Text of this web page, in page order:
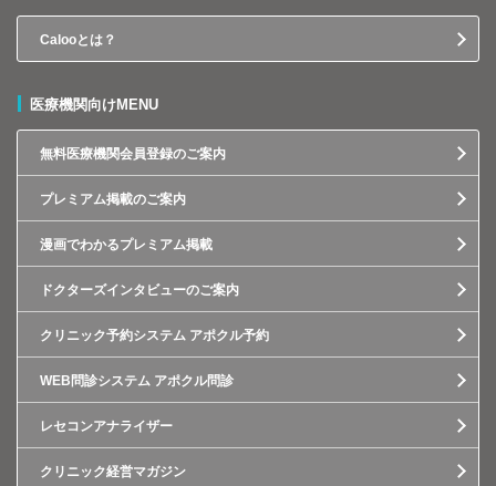
Calooとは？
医療機関向けMENU
無料医療機関会員登録のご案内
プレミアム掲載のご案内
漫画でわかるプレミアム掲載
ドクターズインタビューのご案内
クリニック予約システム アポクル予約
WEB問診システム アポクル問診
レセコンアナライザー
クリニック経営マガジン